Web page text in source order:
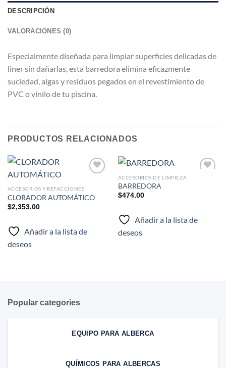
DESCRIPCIÓN
VALORACIONES (0)
Especialmente diseñada para limpiar superficies delicadas de
liner sin dañarlas, esta barredora elimina eficazmente
suciedad, algas y residuos pegados en el revestimiento de
PVC o vinilo de tu piscina.
PRODUCTOS RELACIONADOS
lista de
deseos
ACCESORIOS Y REFACCIONES
CLORADOR AUTOMÁTICO
$2,353.00
Añadir a la lista de
deseos
ACCESORIOS DE LIMPIEZA
BARREDORA
$474.00
Añadir a la lista de
deseos
Popular categories
EQUIPO PARA ALBERCA
QUÍMICOS PARA ALBERCAS